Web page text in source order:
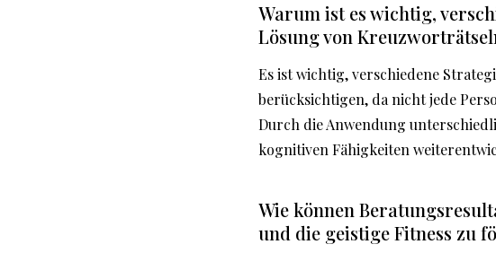
Warum ist es wichtig,
Lösung von
Es ist wichtig, verschiedene
berücksichtigen, da nicht jede
Durch die Anwendung
kognitiven Fähigkeiten
Wie können
und die geistige Fitness zu